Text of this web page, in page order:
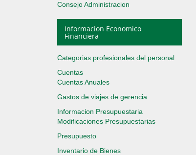
Consejo Administracion
Informacion Economico
Financiera
Categorias profesionales del personal
Cuentas
Cuentas Anuales
Gastos de viajes de gerencia
Informacion Presupuestaria
Modificaciones Presupuestarias
Presupuesto
Inventario de Bienes